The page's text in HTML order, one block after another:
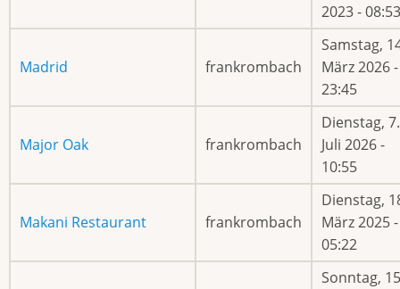
2023 - 08:53
Madrid frankrombach
Samstag,
März 2026 -
23:45
Major Oak frankrombach
Dienstag, 7.
Juli 2026 -
10:55
Makani Restaurant frankrombach
Dienstag,
März 2025 -
05:22
Sonntag,